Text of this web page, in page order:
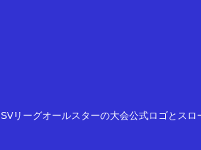
SVリーグオールスターの大会公式ロゴとス